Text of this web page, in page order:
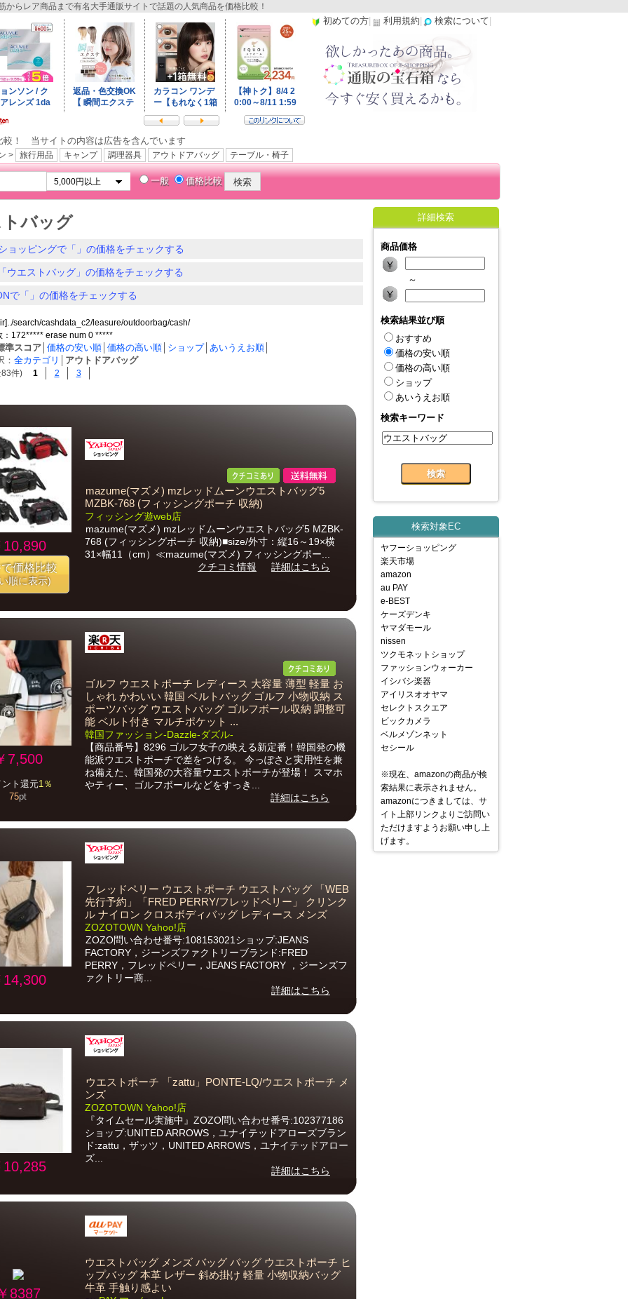
らレア商品まで有名大手通販サイトで話題の人気商品を価格比較！
初めての方 利用規約 検索について
較！ 当サイトの内容は広告を含んでいます
> 旅行用品 キャンプ 調理器具 アウトドアバッグ テーブル・椅子
一般 価格比較
バッグ
ョッピングで「」の価格をチェックする
ウエストバッグ」の価格をチェックする
で「」の価格をチェックする
search/cashdata_c2/leasure/outdoorbag/cash/
：172***** erase num 0 *****
準スコア 価格の安い順 価格の高い順 ショップ│ あいうえお順
： 全カテゴリ アウトドアバッグ
件) 1 2 3
10,890
価格比較
順に表示)
mazume(マズメ) mzレッドムーンウエストバッグ5
MZBK-768 (フィッシングポーチ 収納)
フィッシング遊web店
mazume(マズメ) mzレッドムーンウエストバッグ5 MZBK-
768 (フィッシングポーチ 収納)■size/外寸：縦16～19×横
31×幅11（cm）≪mazume(マズメ) フィッシングポー...
クチコミ情報
詳細はこちら
7,500
ト還元1％
75pt
ゴルフ ウエストポーチ レディース 大容量 薄型 軽量 お
しゃれ かわいい 韓国 ベルトバッグ ゴルフ 小物収納 ス
ポーツバッグ ウエストバッグ ゴルフボール収納 調整可
能 ベルト付き マルチポケット ...
韓国ファッション-Dazzle-ダズル-
【商品番号】8296 ゴルフ女子の映える新定番！韓国発の機
能派ウエストポーチで差をつける。 今っぽさと実用性を兼
ね備えた、韓国発の大容量ウエストポーチが登場！ スマホ
やティー、ゴルフボールなどをすっき...
詳細はこちら
14,300
フレッドペリー ウエストポーチ ウエストバッグ 「WEB
先行予約」「FRED PERRY/フレッドペリー」 クリンク
ル ナイロン クロスボディバッグ レディース メンズ
ZOZOTOWN Yahoo!店
ZOZO問い合わせ番号:108153021ショップ:JEANS
FACTORY，ジーンズファクトリーブランド:FRED
PERRY，フレッドペリー，JEANS FACTORY ，ジーンズフ
ァクトリー商...
詳細はこちら
10,285
ウエストポーチ 「zattu」PONTE-LQ/ウエストポーチ メ
ンズ
ZOZOTOWN Yahoo!店
『タイムセール実施中』ZOZO問い合わせ番号:102377186
ショップ:UNITED ARROWS，ユナイテッドアローズブラン
ド:zattu，ザッツ，UNITED ARROWS，ユナイテッドアロー
ズ...
詳細はこちら
8387
ウエストバッグ メンズ バッグ バッグ ウエストポーチ ヒ
ップバッグ 本革 レザー 斜め掛け 軽量 小物収納バッグ
牛革 手触り感よい
詳細検索
商品価格
～
検索結果並び順
おすすめ
価格の安い順
価格の高い順
ショップ
あいうえお順
検索キーワード
検索対象EC
ヤフーショッピング
楽天市場
amazon
au PAY
e-BEST
ケーズデンキ
ヤマダモール
nissen
ツクモネットショップ
ファッションウォーカー
イシバシ楽器
アイリスオオヤマ
セレクトスクエア
ビックカメラ
ベルメゾンネット
セシール
※現在、amazonの商品が検
索結果に表示されません。
amazonにつきましては、サ
イト上部リンクよりご訪問い
ただけますようお願い申し上
げます。